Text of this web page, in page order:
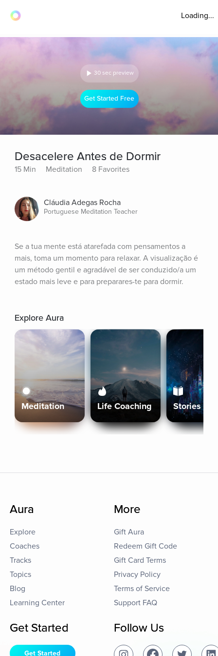
Loading...
30 sec preview
Get Started Free
Desacelere Antes de Dormir
15 Min Meditation 8 Favorites
Cláudia Adegas Rocha
Portuguese Meditation Teacher
Se a tua mente está atarefada com pensamentos a
mais, toma um momento para relaxar. A visualização é
um método gentil e agradável de ser conduzido/a um
estado mais leve e para preparares-te para dormir.
Explore Aura
Meditation Life Coaching Stories
Aura
Explore
Coaches
Tracks
Topics
Blog
Learning Center
More
Gift Aura
Redeem Gift Code
Gift Card Terms
Privacy Policy
Terms of Service
Support FAQ
Get Started
Get Started
Follow Us